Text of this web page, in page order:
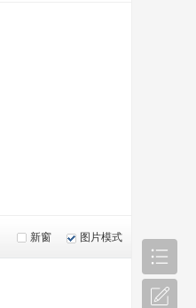
新窗 图片模式